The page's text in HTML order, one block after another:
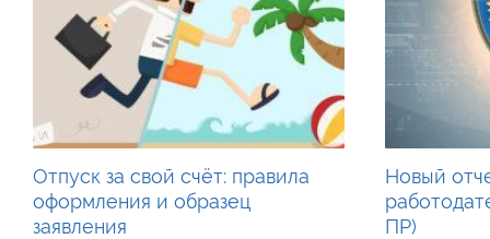
Отпуск за свой счёт: правила
оформления и образец
заявления
Новый
ПР)